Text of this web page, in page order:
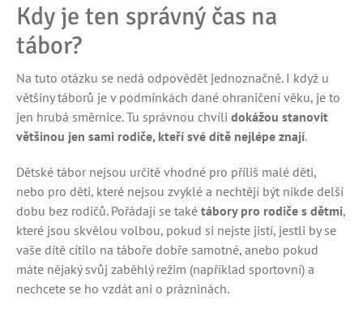
Kdy je ten správný čas na
tábor?
Na tuto otázku se nedá odpovědět jednoznačně. I když u
většiny táborů je v podmínkách dané ohraničení věku, je to
jen hrubá směrnice. Tu správnou chvíli dokážou stanovit
většinou jen sami rodiče, kteří své dítě nejlépe znají.
Dětské tábor nejsou určitě vhodné pro příliš malé děti,
nebo pro děti, které nejsou zvyklé a nechtějí být nikde delší
dobu bez rodičů. Pořádají se také tábory pro rodiče s dětmi,
které jsou skvělou volbou, pokud si nejste jistí, jestli by se
vaše dítě cítilo na táboře dobře samotné, anebo pokud
máte nějaký svůj zaběhlý režim (například sportovní) a
nechcete se ho vzdát ani o prázninách.